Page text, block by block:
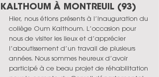
KALTHOUM À MONTREUIL (93)
Hier, nous étions présents à l’inauguration du
collège Oum Kalthoum. L’occasion pour
nous de visiter les lieux et d’apprécier
l’aboutissement d’un travail de plusieurs
années. Nous sommes heureux d’avoir
participé à ce beau projet de réhabilitation